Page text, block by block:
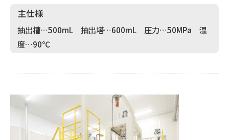
主仕様
抽出槽…500mL 抽出塔…600mL 圧力…50MPa 温
度…90℃